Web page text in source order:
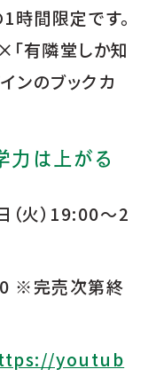
間限定です。
「有隣堂しか知
ンのブックカ
力は上がる
火）19:00～2
※完売次第終
youtub